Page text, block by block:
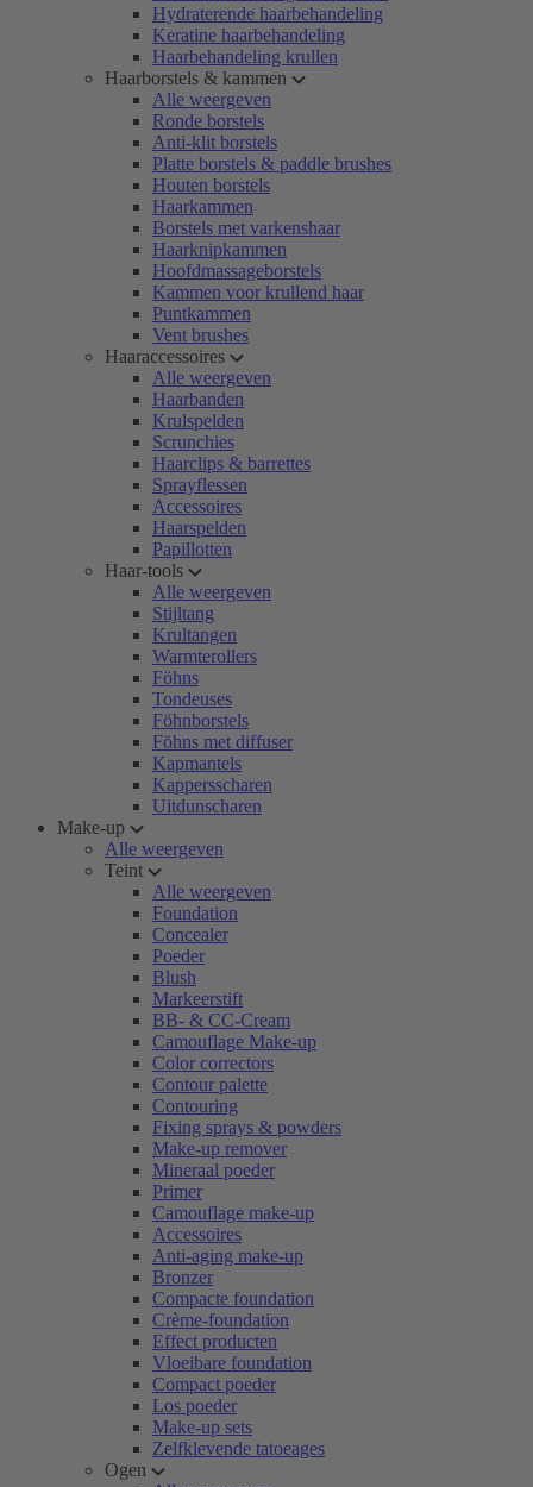
Hydraterende haarbehandeling
Keratine haarbehandeling
Haarbehandeling krullen
Haarborstels & kammen
Alle weergeven
Ronde borstels
Anti-klit borstels
Platte borstels & paddle brushes
Houten borstels
Haarkammen
Borstels met varkenshaar
Haarknipkammen
Hoofdmassageborstels
Kammen voor krullend haar
Puntkammen
Vent brushes
Haaraccessoires
Alle weergeven
Haarbanden
Krulspelden
Scrunchies
Haarclips & barrettes
Sprayflessen
Accessoires
Haarspelden
Papillotten
Haar-tools
Alle weergeven
Stijltang
Krultangen
Warmterollers
Föhns
Tondeuses
Föhnborstels
Föhns met diffuser
Kapmantels
Kappersscharen
Uitdunscharen
Make-up
Alle weergeven
Teint
Alle weergeven
Foundation
Concealer
Poeder
Blush
Markeerstift
BB- & CC-Cream
Camouflage Make-up
Color correctors
Contour palette
Contouring
Fixing sprays & powders
Make-up remover
Mineraal poeder
Primer
Camouflage make-up
Accessoires
Anti-aging make-up
Bronzer
Compacte foundation
Crème-foundation
Effect producten
Vloeibare foundation
Compact poeder
Los poeder
Make-up sets
Zelfklevende tatoeages
Ogen